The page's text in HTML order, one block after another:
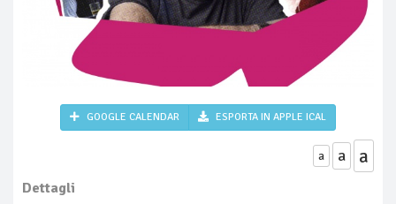
GOOGLE CALENDAR ESPORTA IN APPLE ICAL
a a a
Dettagli